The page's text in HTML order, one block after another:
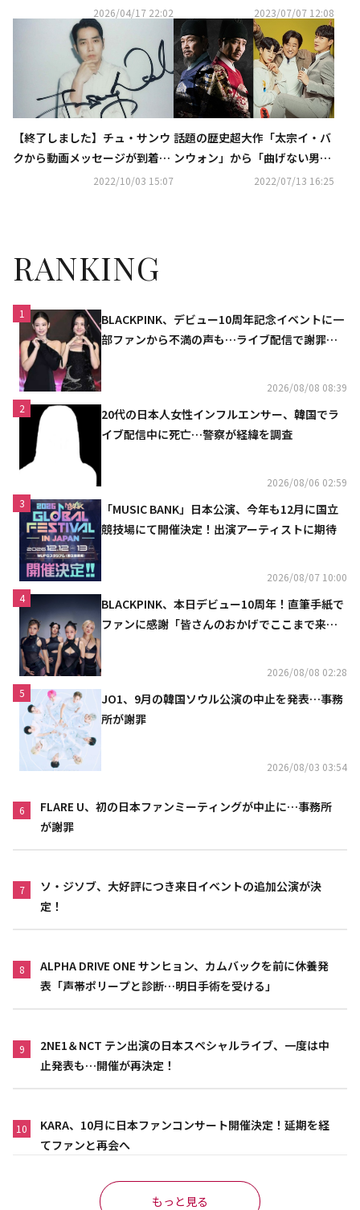
ト！！
2026/04/17 22:02
制作陣、動物保護法違反の疑い
で在宅起訴
2023/07/07 12:08
【終了しました】チュ・サンウ
クから動画メッセージが到着！
直筆サイン入りポラを1名様
2022/10/03 15:07
話題の歴史超大作「太宗イ・バ
ンウォン」から「曲げない男、
ク・ピルス」まで！9月・10月
2022/07/13 16:25
RANKING
1
BLACKPINK、デビュー10周年記念イベントに一
部ファンから不満の声も…ライブ配信で謝罪
2026/08/08 08:39
2
20代の日本人女性インフルエンサー、韓国でラ
イブ配信中に死亡…警察が経緯を調査
2026/08/06 02:59
3
「MUSIC BANK」日本公演、今年も12月に国立
競技場にて開催決定！出演アーティストに期待
2026/08/07 10:00
4
BLACKPINK、本日デビュー10周年！直筆手紙で
ファンに感謝「皆さんのおかげでここまで来ら
2026/08/08 02:28
5
JO1、9月の韓国ソウル公演の中止を発表…事務
所が謝罪
2026/08/03 03:54
6
FLARE U、初の日本ファンミーティングが中止に…事務所
が謝罪
7
ソ・ジソブ、大好評につき来日イベントの追加公演が決
定！
8
ALPHA DRIVE ONE サンヒョン、カムバックを前に休養発
表「声帯ポリープと診断…明日手術を受ける」
9
2NE1＆NCT テン出演の日本スペシャルライブ、一度は中
止発表も…開催が再決定！
10
KARA、10月に日本ファンコンサート開催決定！延期を経
てファンと再会へ
もっと見る